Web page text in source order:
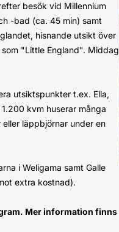
besök vid Millennium
-bad (ca. 45 min) samt
hisnande utsikt över
"Little England". Middag
utsiktspunkter t.ex. Ella,
kvm huserar många
läppbjörnar under en
i Weligama samt Galle
extra kostnad).
Mer information finns